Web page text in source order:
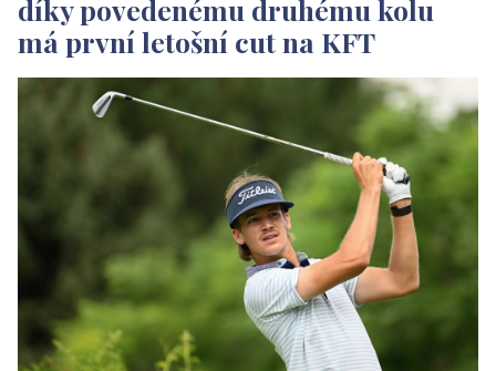
díky povedenému druhému kolu
má první letošní cut na KFT